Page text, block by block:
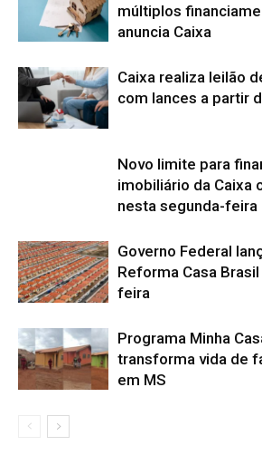
múltiplos
anuncia Caixa
Caixa realiza leilão
com lances a partir
Novo limite para
imobiliário da Caixa
nesta segunda-feira
Governo Federal
Reforma Casa
feira
Programa Minha
transforma vida de
em MS